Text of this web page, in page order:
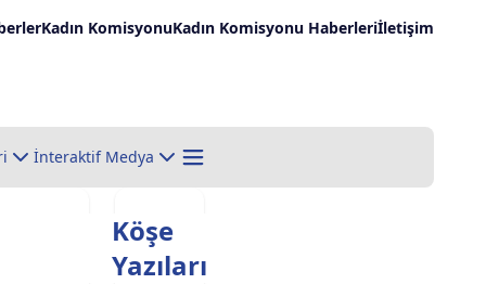
Kadın KomisyonuKadın Komisyonu Haberleriİletişim
İnteraktif Medya
Köşe
Yazıları